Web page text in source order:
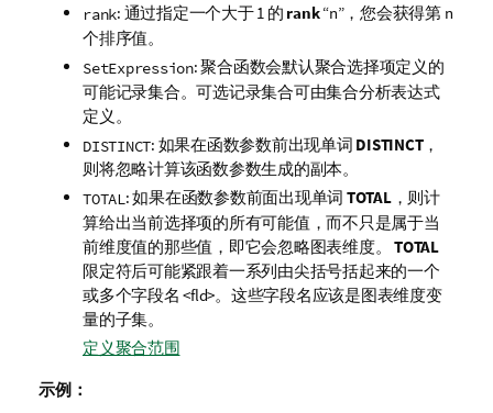
rank: 通过指定一个大于 1 的 rank“n”，您会获得第 n
个排序值。
SetExpression: 聚合函数会默认聚合选择项定义的
可能记录集合。可选记录集合可由集合分析表达式
定义。
DISTINCT: 如果在函数参数前出现单词 DISTINCT，
则将忽略计算该函数参数生成的副本。
TOTAL: 如果在函数参数前面出现单词 TOTAL，则计
算给出当前选择项的所有可能值，而不只是属于当
前维度值的那些值，即它会忽略图表维度。 TOTAL
限定符后可能紧跟着一系列由尖括号括起来的一个
或多个字段名<fld>。这些字段名应该是图表维度变
量的子集。
定义聚合范围
示例：